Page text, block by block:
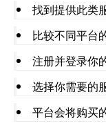
找到提供此类
比较不同平台
注册并登录你
选择你需要的
平台会将购买